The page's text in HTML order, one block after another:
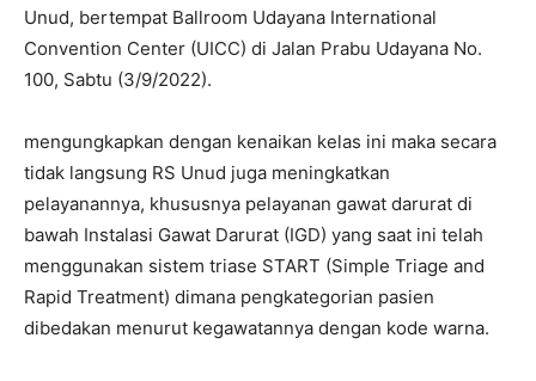
Unud, bertempat Ballroom Udayana International
Convention Center (UICC) di Jalan Prabu Udayana No.
100, Sabtu (3/9/2022).
mengungkapkan dengan kenaikan kelas ini maka secara
tidak langsung RS Unud juga meningkatkan
pelayanannya, khususnya pelayanan gawat darurat di
bawah Instalasi Gawat Darurat (IGD) yang saat ini telah
menggunakan sistem triase START (Simple Triage and
Rapid Treatment) dimana pengkategorian pasien
dibedakan menurut kegawatannya dengan kode warna.